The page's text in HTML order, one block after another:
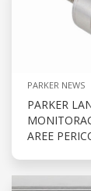
PARKER NEWS
PARKER
AREE